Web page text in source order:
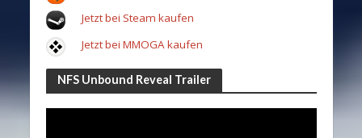
Jetzt bei Steam kaufen
Jetzt bei MMOGA kaufen
NFS Unbound Reveal Trailer